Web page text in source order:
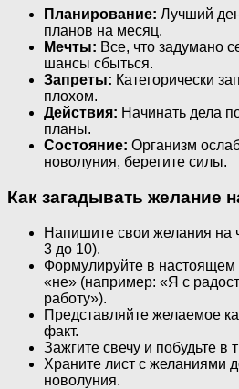
Планирование: Лучший
планов на месяц.
Мечты: Все, что задумано
шансы сбыться.
Запреты: Категорически
плохом.
Действия: Начинать дела
планы.
Состояние: Организм
новолуния, берегите силы.
Как загадывать желание
Напишите свои желания на
3 до 10).
Формулируйте в настоящем
«не» (например: «Я с
работу»).
Представляйте желаемое
факт.
Зажгите свечу и побудьте в
Храните лист с желаниями
новолуния.